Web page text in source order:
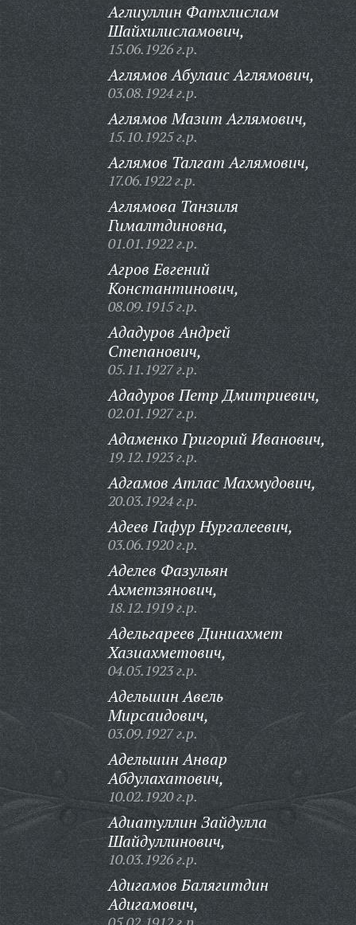
Аглиуллин Фатхлислам
Шайхилисламович,
15.06.1926 г.р.
Аглямов Абулаис Аглямович,
03.08.1924 г.р.
Аглямов Мазит Аглямович,
15.10.1925 г.р.
Аглямов Талгат Аглямович,
17.06.1922 г.р.
Аглямова Танзиля
Гималтдиновна,
01.01.1922 г.р.
Агров Евгений
Константинович,
08.09.1915 г.р.
Ададуров Андрей
Степанович,
05.11.1927 г.р.
Ададуров Петр Дмитриевич,
02.01.1927 г.р.
Адаменко Григорий Иванович,
19.12.1923 г.р.
Адгамов Атлас Махмудович,
20.03.1924 г.р.
Адеев Гафур Нургалеевич,
03.06.1920 г.р.
Аделев Фазульян
Ахметзянович,
18.12.1919 г.р.
Адельгареев Диниахмет
Хазиахметович,
04.05.1923 г.р.
Адельшин Авель
Мирсаидович,
03.09.1927 г.р.
Адельшин Анвар
Абдулахатович,
10.02.1920 г.р.
Адиатуллин Зайдулла
Шайдуллинович,
10.03.1926 г.р.
Адигамов Балягитдин
Адигамович,